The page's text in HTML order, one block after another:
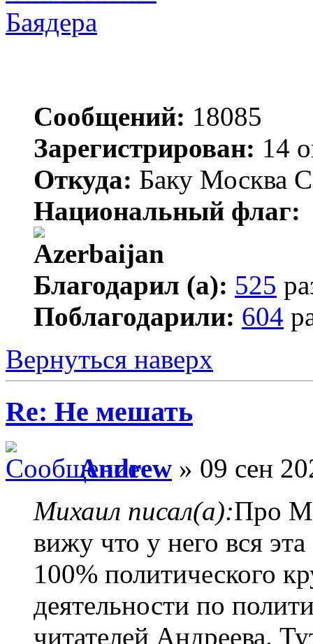
Баядера
Сообщений: 18085
Зарегистрирован: 14
Откуда: Баку Москва
Национальный флаг:
Благодарил (а): 525
Поблагодарили: 604
Вернуться наверх
Re: Не мешать
Andrew » 09 сен
Михаил писал(а):Про
вижу что у него вся
100% политического
деятельности по
читателей Андреева.